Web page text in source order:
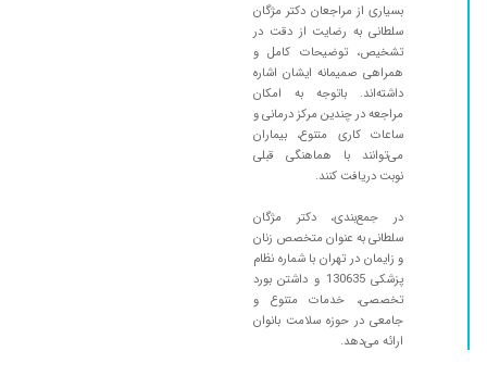
بسیاری از مراجعان دکتر مژگان
سلطانی به رضایت از دقت در
تشخیص، توضیحات کامل و
همراهی صمیمانه ایشان اشاره
داشته‌اند. باتوجه به امکان
مراجعه در چندین مرکز درمانی و
ساعات کاری متنوع، بیماران
می‌توانند با هماهنگی قبلی
نوبت دریافت کنند.
در جمع‌بندی، دکتر مژگان
سلطانی به عنوان متخصص زنان
و زایمان در تهران با شماره نظام
پزشکی 130635 و داشتن بورد
تخصصی، خدمات متنوع و
جامعی در حوزه سلامت بانوان
ارائه می‌دهد.